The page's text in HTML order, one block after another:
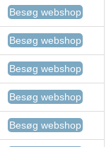
Besøg webshop
Besøg webshop
Besøg webshop
Besøg webshop
Besøg webshop